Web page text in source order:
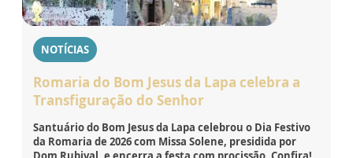
NOTÍCIAS
Romaria do Bom Jesus da Lapa celebra a
Transfiguração do Senhor
Santuário do Bom Jesus da Lapa celebrou o Dia Festivo
da Romaria de 2026 com Missa Solene, presidida por